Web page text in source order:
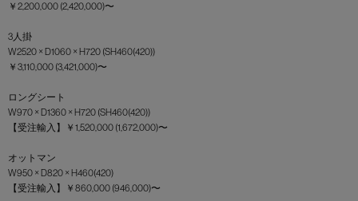
￥2,200,000 (2,420,000)〜
3人掛
W2520 × D1060 × H720 (SH460(420))
￥3,110,000 (3,421,000)〜
ロングシート
W970 × D1360 × H720 (SH460(420))
【受注輸入】￥1,520,000 (1,672,000)〜
オットマン
W950 × D820 × H460(420)
【受注輸入】￥860,000 (946,000)〜